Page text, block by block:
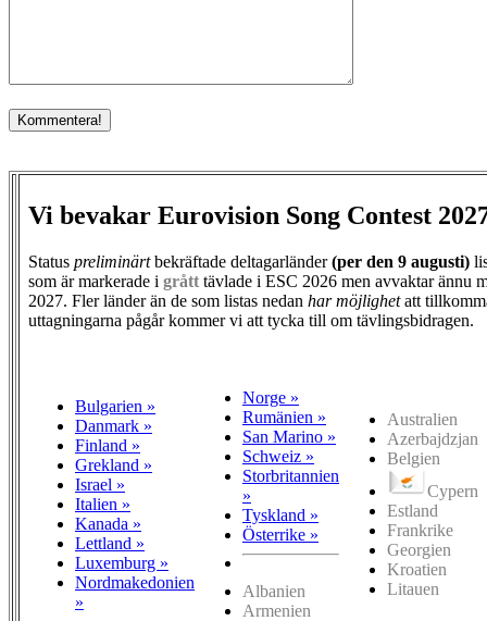
Vi bevakar Eurovision Song Contest
Status preliminärtbekräftade deltagarländer(per den 9 augusti)
som är markerade i grått tävlade i ESC 2026 men avvaktar ännu
2027. Fler länder än de som listas nedan har möjlighetatt
uttagningarna pågår kommer vi att tycka till om tävlingsbidragen.
Bulgarien »
Danmark »
Finland »
Grekland »
Israel »
Italien »
Kanada »
Lettland »
Luxemburg »
Nordmakedonien
»
Norge »
Rumänien »
San Marino »
Schweiz »
Storbritannien
»
Tyskland »
Österrike »
Albanien
Armenien
Australien
Azerbajdzjan
Belgien
Cypern
Estland
Frankrike
Georgien
Kroatien
Litauen